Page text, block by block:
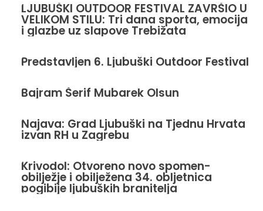
LJUBUŠKI OUTDOOR FESTIVAL ZAVRŠIO U
VELIKOM STILU: Tri dana sporta, emocija
i glazbe uz slapove Trebižata
Predstavljen 6. Ljubuški Outdoor Festival
Bajram Šerif Mubarek Olsun
Najava: Grad Ljubuški na Tjednu Hrvata
izvan RH u Zagrebu
Krivodol: Otvoreno novo spomen-
obilježje i obilježena 34. obljetnica
pogibije ljubuških branitelja